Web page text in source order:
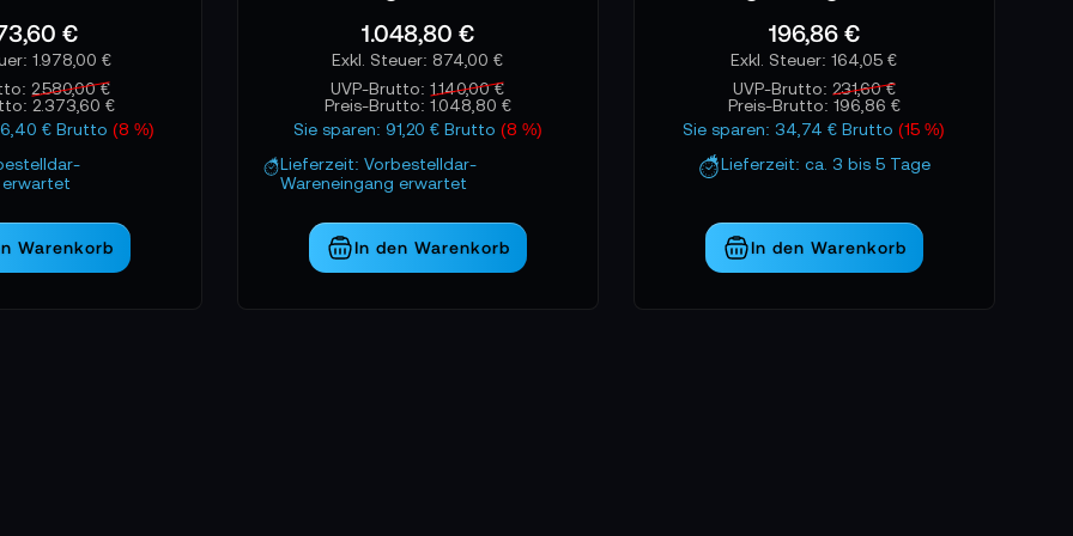
gleichzeitige Ausspielungen für mehrere Monitore oder Funksysteme. Für Teams, die kreative
wird diese Kategorie damit zu einem unverzichtbaren Baustein.
€
1.978,00 €
2.580,00 €
2.373,60 €
€ Brutto (8 %)
erwartet
Warenkorb
1.048,80 €
874,00 €
UVP-Brutto:1.140,00 €
Preis-Brutto: 1.048,80 €
Sie sparen: 91,20 € Brutto (8 %)
Lieferzeit: Vorbestelldar-
Wareneingang erwartet
In den Warenkorb
196,86 €
164,05 €
UVP-Brutto: 231,60 €
Preis-Brutto: 196,86 €
Sie sparen: 34,74 € Brutto(15 %)
Lieferzeit: ca. 3 bis 5 Tage
In den Warenkorb